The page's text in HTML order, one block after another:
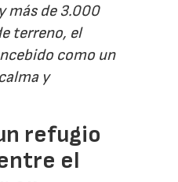
más de 3.000
terreno, el
como un
y
refugio
el